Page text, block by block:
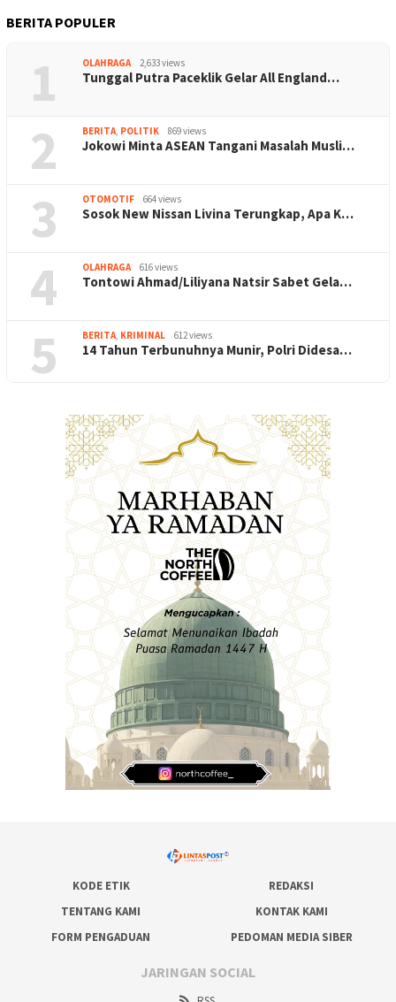
BERITA POPULER
1 OLAHRAGA 2,633 views
Tunggal Putra Paceklik Gelar All England…
2 BERITA, POLITIK 869 views
Jokowi Minta ASEAN Tangani Masalah Musli…
3 OTOMOTIF 664 views
Sosok New Nissan Livina Terungkap, Apa K…
4 OLAHRAGA 616 views
Tontowi Ahmad/Liliyana Natsir Sabet Gela…
5 BERITA, KRIMINAL 612 views
14 Tahun Terbunuhnya Munir, Polri Didesa…
KODE ETIK
REDAKSI
TENTANG KAMI
KONTAK KAMI
FORM PENGADUAN
PEDOMAN MEDIA SIBER
JARINGAN SOCIAL